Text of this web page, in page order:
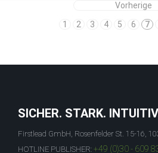
Vorherige
1
2 3 4 5 6 7
SICHER. STARK.
Firstlead GmbH, Rosenfelder St. 15-16,
HOTLINE PUBLISHER: +49 (0)30 - 609